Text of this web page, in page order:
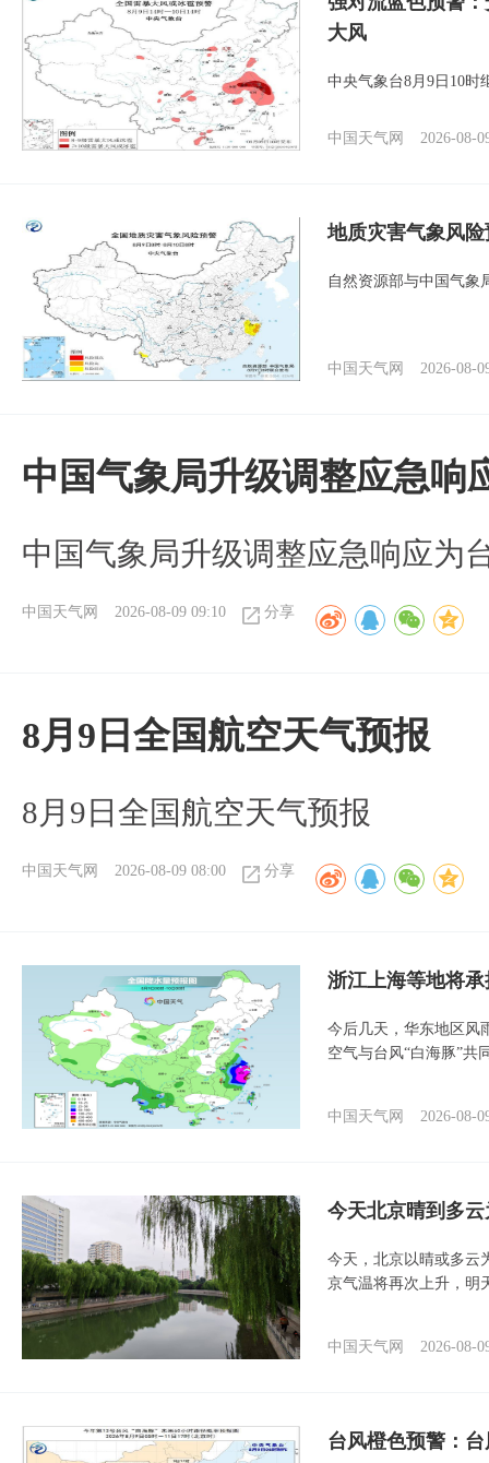
大风
中央气象台8月9日10时
中国天气网 2026-08-
地质灾害气象风
自然资源部与中国气象
中国天气网 2026-08-
中国气象局升级调整应急响
中国气象局升级调整应急响应为
中国天气网 2026-08-09 09:10 分享
8月9日全国航空天气预报
8月9日全国航空天气预报​
中国天气网 2026-08-09 08:00 分享
浙江上海等地将
今后几天，华东地区风
空气与台风“白海豚”共
中国天气网 2026-08-
今天北京晴到多
今天，北京以晴或多云
京气温将再次上升，明
中国天气网 2026-08-
台风橙色预警：